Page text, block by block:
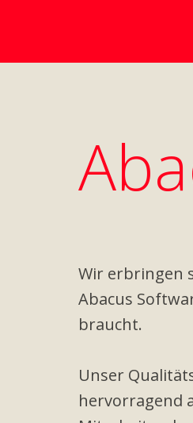
Wir erbringen
Abacus
braucht.
Unser
hervorragend